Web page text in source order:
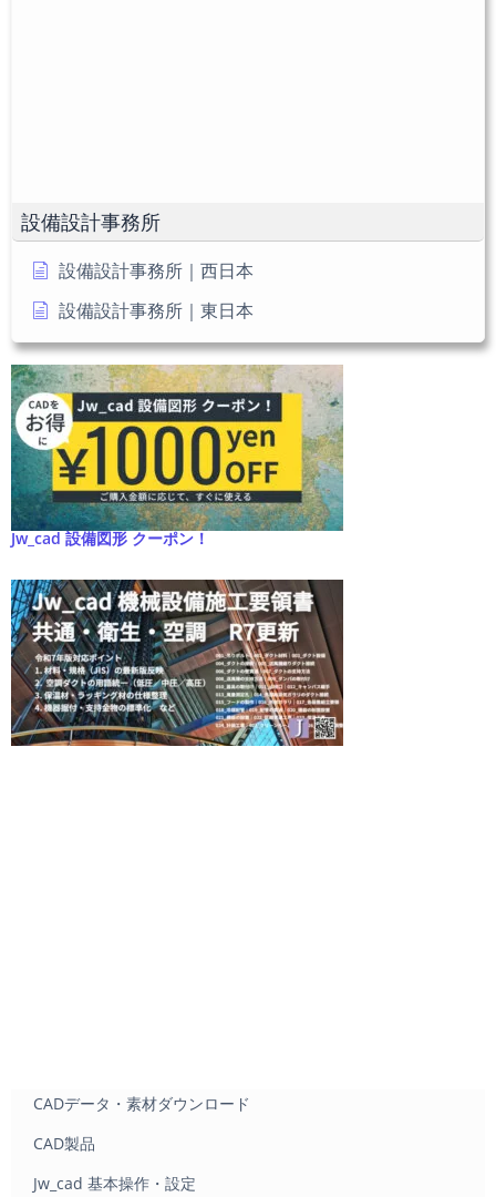
だ
さ
い
設備設計事務所
設備設計事務所｜西日本
設備設計事務所｜東日本
Jw_cad 設備図形 クーポン！
CADデータ・素材ダウンロード
CAD製品
Jw_cad 基本操作・設定